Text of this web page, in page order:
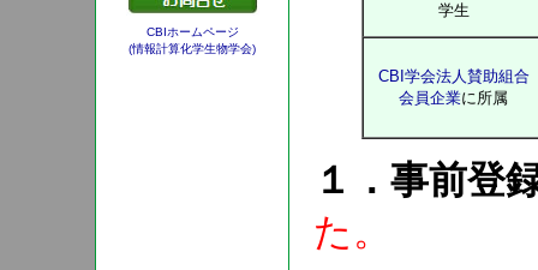
CBIホームページ
(情報計算化学生物学会)
学生
CBI学会法人賛助組合
会員企業に所属
１．事前登
た。